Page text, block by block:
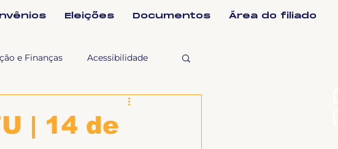
Eleições Documentos Área do filiado
e Finanças Acessibilidade
| 14 de